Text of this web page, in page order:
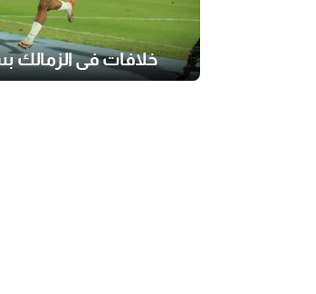
خلافات في الزمالك